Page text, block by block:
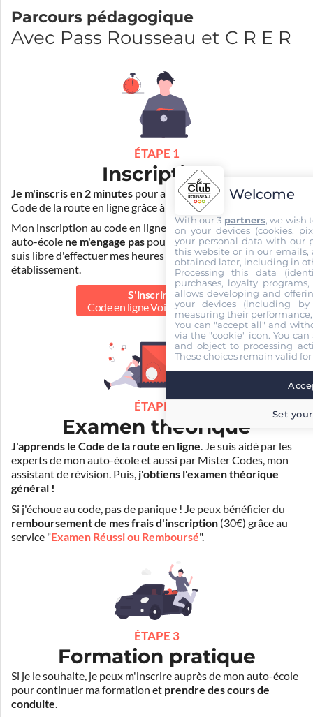
Parcours pédagogique
Avec Pass Rousseau et C R E R
ÉTAPE 1
Inscription
Je m'inscris en 2 minutes pour accéder à ma formation au
Code de la route en ligne grâce à
Pass Rousseau Voiture
Mon inscription au code en ligne voiture auprès de mon
auto-école ne m'engage pas pour la suite de ma formation. Je
suis libre d'effectuer mes heures de conduite dans un autre
établissement.
S'inscrire au
Code en ligne Voiture 39.90 €
ÉTAPE 2
Examen théorique
J'apprends le Code de la route en ligne. Je suis aidé par les
experts de mon auto-école et aussi par Mister Codes, mon
assistant de révision. Puis, j'obtiens l'examen théorique
général !
Si j'échoue au code, pas de panique ! Je peux bénéficier du
remboursement de mes frais d'inscription (30€) grâce au
service "Examen Réussi ou Remboursé".
ÉTAPE 3
Formation pratique
Si je le souhaite, je peux m'inscrire auprès de mon auto-école
pour continuer ma formation et prendre des cours de
conduite.
Welcome
With our 3 partners, we wish
on your devices (cookies,
your personal data with our
this website or in our emails,
obtained later, including in
Processing this data
purchases, loyalty
allows developing and
your devices (including
measuring their
You can "accept all" and
via the "cookie" icon. You
and object to processing
These choices remain valid
Set